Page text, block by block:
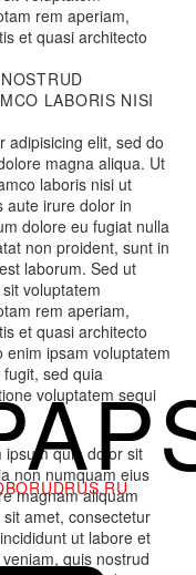
rem aperiam,
et quasi architecto
LABORIS NISI
adipisicing elit, sed do
magna aliqua. Ut
laboris nisi ut
aute irure dolor in
dolore eu fugiat nulla
non proident, sunt in
laborum. Sed ut
voluptatem
rem aperiam,
et quasi architecto
ipsam voluptatem
sed quia
voluptatem sequi
quia dolor sit
non numquam eius
magnam aliquam
amet, consectetur
ut labore et
quis nostrud